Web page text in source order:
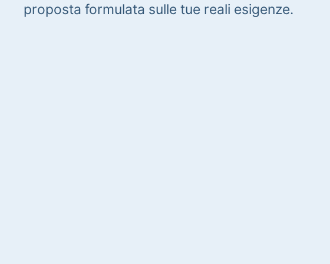
proposta formulata sulle tue reali esigenze.